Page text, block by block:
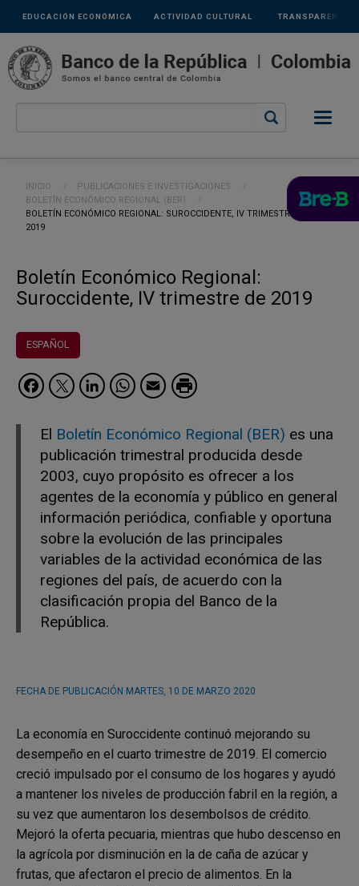
Pasar al contenido principal
Links
secundarios
ACTIVIDAD CULTURAL
EDUCACIÓN ECONÓMICA TRANSPARENCIA
Ruta de navegación
INICIO
PUBLICACIONES E INVESTIGACIONES
BOLETÍN ECONÓMICO REGIONAL (BER)
CURRENT:
BOLETÍN ECONÓMICO REGIONAL: SUROCCIDENTE, IV TRIMESTRE DE
2019
Boletín Económico Regional:
Suroccidente, IV trimestre de 2019
ESPAÑOL
Facebook
Twitter
LinkedIn
WhatsApp
Email
El Boletín Económico Regional (BER) es una
publicación trimestral producida desde
2003, cuyo propósito es ofrecer a los
agentes de la economía y público en general
información periódica, confiable y oportuna
sobre la evolución de las principales
variables de la actividad económica de las
regiones del país, de acuerdo con la
clasificación propia del Banco de la
República.
FECHA DE PUBLICACIÓN MARTES, 10 DE MARZO 2020
La economía en Suroccidente continuó mejorando su
desempeño en el cuarto trimestre de 2019. El comercio
creció impulsado por el consumo de los hogares y ayudó
a mantener los niveles de producción fabril en la región, a
su vez que aumentaron los desembolsos de crédito.
Mejoró la oferta pecuaria, mientras que hubo descenso en
la agrícola por disminución en la de caña de azúcar y
frutas, que afectaron el precio de alimentos. En la